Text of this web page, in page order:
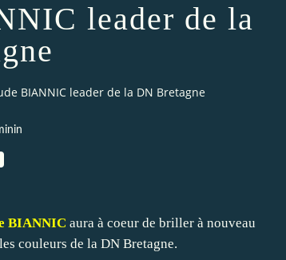
leader de la
BIANNIC leader de la DN Bretagne
BIANNIC aura à coeur de briller à nouveau
couleurs de la DN Bretagne.